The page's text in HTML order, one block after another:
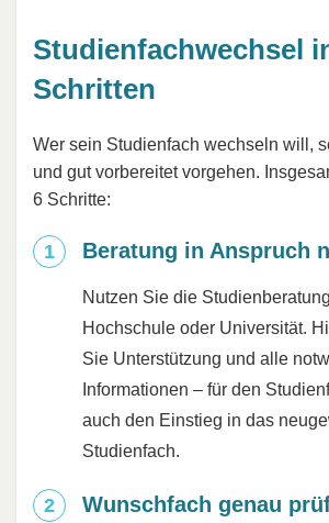
Studienfachwechsel
Schritten
Wer sein Studienfach wechseln will,
und gut vorbereitet vorgehen.
6 Schritte:
Beratung in Anspruch
Nutzen Sie die
Hochschule oder Universität.
Sie Unterstützung und alle
Informationen – für den
auch den Einstieg in das
Studienfach.
Wunschfach genau